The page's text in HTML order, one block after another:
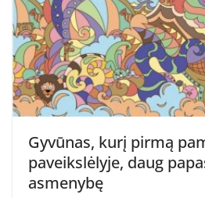
Gyvūnas, kurį pirmą
paveikslėlyje, daug
asmenybę